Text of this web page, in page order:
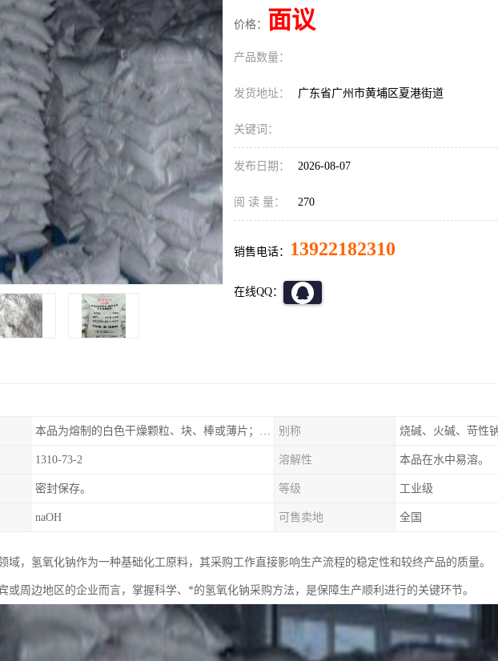
价格： 面议
产品数量：
发货地址： 广东省广州市黄埔区夏港街道
关键词：
发布日期： 2026-08-07
阅 读 量： 270
销售电话： 13922182310
在线QQ：
本品为熔制的白色干燥颗粒、块、棒或薄片；质坚脆。 别称 烧碱、火碱、苛性
1310-73-2 溶解性 本品在水中易溶。
密封保存。 等级 工业级
naOH 可售卖地 全国
域，氢氧化钠作为一种基础化工原料，其采购工作直接影响生产流程的稳定性和较终产品的质量。
或周边地区的企业而言，掌握科学、*的氢氧化钠采购方法，是保障生产顺利进行的关键环节。